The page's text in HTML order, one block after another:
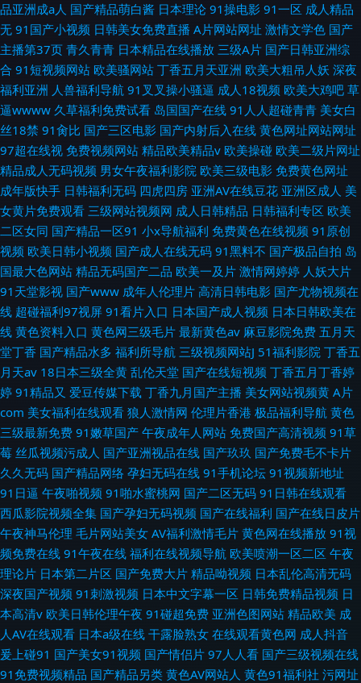
品亚洲成a人 国产精品萌白酱 日本理论 91操电影 91一区 成人精品
无 91国产小视频 日韩美女免费直播 A片网站网址 激情文学色 国产
主播第37页 青久青青 日本精品在线播放 三级A片 国产日韩亚洲综
合 91短视频网站 欧美骚网站 丁香五月天亚洲 欧美大粗吊人妖 深夜
福利亚洲 人兽福利导航 91叉叉操小骚逼 成人18视频 欧美大鸡吧 草
逼wwww 久草福利免费试看 岛国国产在线 91人人超碰青青 美女白
丝18禁 91肏比 国产三区电影 国产内射后入在线 黄色网址网站网址
97超在线视 免费视频网站 精品欧美精品v 欧美操碰 欧美二级片网址
精品成人无码视频 男女午夜福利影院 欧美三级电影 免费黄色网址
成年版快手 日韩福利无码 四虎四房 亚洲AV在线豆花 亚洲区成人 美
女黄片免费观看 三级网站视频网 成人日韩精品 日韩福利专区 欧美
二区女同 国产精品一区91 小x导航福利 免费黄色在线视频 91原创
视频 欧美日韩小视频 国产成人在线无码 91黑料不 国产极品自拍 岛
国最大色网站 精品无码国产二品 欧美一及片 激情网婷婷 人妖大片
91天堂影视 国产www 成年人伦理片 高清日韩电影 国产尤物视频在
线 超碰福利97视屏 91看片入口 日本国产成人视频 日本日韩欧美在
线 黄色资料入口 黄色网三级毛片 最新黄色av 麻豆影院免费 五月天
堂丁香 国产精品水多 福利所导航 三级视频网站J 51福利影院 丁香五
月天av 18日本三级全黄 乱伦天堂 国产在线短视频 丁香五月丁香婷
婷 91精品又 爱豆传媒下载 丁香九月国产主播 美女网站视频黄 A片
com 美女福利在线观看 狼人激情网 伦理片香港 极品福利导航 黄色
三级最新免费 91嫩草国产 午夜成年人网站 免费国产高清视频 91草
莓 丝瓜视频污成人 国产亚洲视品在线 国产玖玖 国产免费毛不卡片
久久无码 国产精品网络 孕妇无码在线 91手机论坛 91视频新地址
91日逼 午夜啪视频 91啪水蜜桃网 国产二区无码 91日韩在线观看
西瓜影院视频全集 国产孕妇无码视频 国产在线福利 国产在线日皮片
午夜神马伦理 毛片网站美女 AV福利激情毛片 黄色网在线播放 91视
频免费在线 91午夜在线 福利在线视频导航 欧美喷潮一区二区 午夜
理论片 日本第二片区 国产免费大片 精品呦视频 日本乱伦高清无码
深夜国产视频 91刺激视频 日本中文字幕一区 日韩免费精品视频 日
本高清v 欧美日韩伦理午夜 91碰超免费 亚洲色图网站 精品欧美 成
人AV在线观看 日本a级在线 干露脸熟女 在线观看黄色网 成人抖音
爰上碰91 国产美女91视频 国产情侣片 97人人看 国产三级视频在线
91免费视频精品 国产精品另类 黄色AV网站人 黄色91福利社 污网址